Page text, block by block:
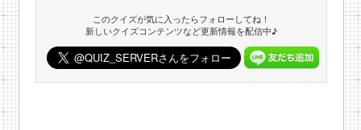
このクイズが気に入ったらフォローしてね！
新しいクイズコンテンツなど更新情報を配信中♪